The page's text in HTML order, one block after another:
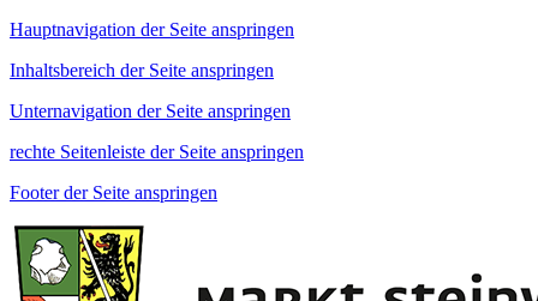
Hauptnavigation der Seite anspringen
Inhaltsbereich der Seite anspringen
Unternavigation der Seite anspringen
rechte Seitenleiste der Seite anspringen
Footer der Seite anspringen